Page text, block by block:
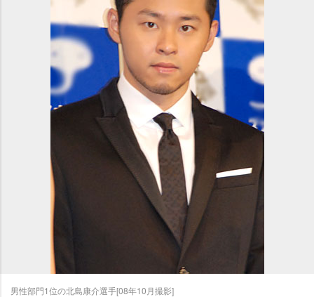
男性部門1位の北島康介選手[08年10月撮影]